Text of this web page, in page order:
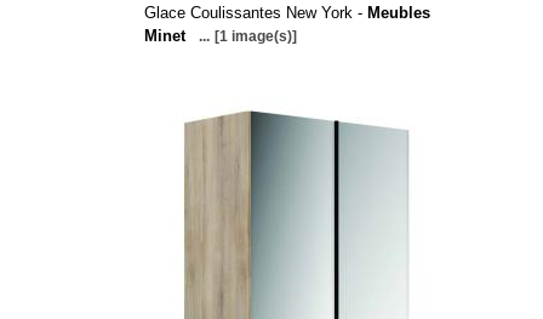
Glace Coulissantes New York - Meubles
Minet
... [1 image(s)]